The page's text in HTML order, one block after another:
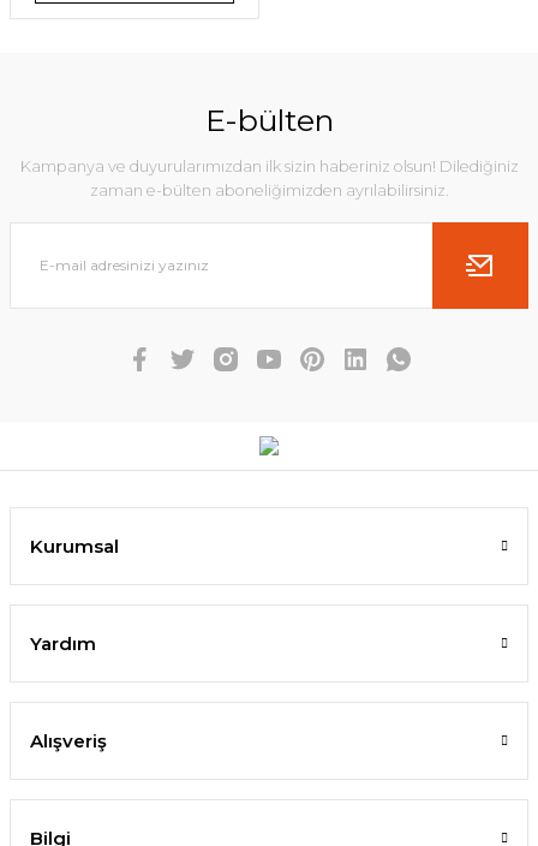
E-bülten
Kampanya ve duyurularımızdan ilk sizin haberiniz olsun! Dilediğiniz
zaman e-bülten aboneliğimizden ayrılabilirsiniz.
Kurumsal
Yardım
Alışveriş
Bilgi